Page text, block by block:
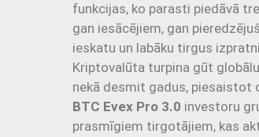
funkcijas, ko parasti piedāvā
gan iesācējiem, gan
ieskatu un labāku tirgus
Kriptovalūta turpina gūt
nekā desmit gadus, piesaistot
BTC Evex Pro 3.0 investoru
prasmīgiem tirgotājiem, kas